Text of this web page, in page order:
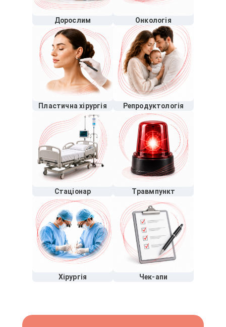
Дорослим Онкологія
Пластична хірургія Репродуктологія
Стаціонар Травмпункт
Хірургія Чек-апи